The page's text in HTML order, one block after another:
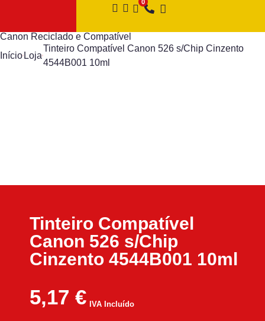
Canon Reciclado e Compatível
Início Loja
Tinteiro Compatível Canon 526 s/Chip Cinzento
4544B001 10ml
Tinteiro Compatível
Canon 526 s/Chip
Cinzento 4544B001 10ml
5,17 € IVA Incluído